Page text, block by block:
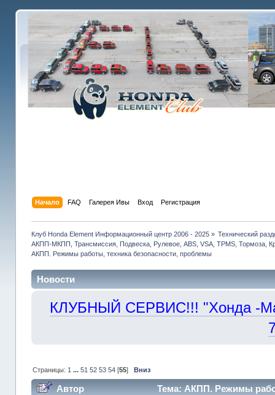
Начало FAQ Галерея Ивы Вход Регистрация
Клуб Honda Element Информационный центр 2006 - 2025» Технический
АКПП-МКПП, Трансмиссия, Подвеска, Рулевое, ABS, VSA, TPMS, Тормоза,
АКПП. Режимы работы, техника безопасности, проблемы
Новости
КЛУБНЫЙ СЕРВИС!!! "Хонда -
Страницы: 1 ... 51 52 53 54[55] Вниз
Автор Тема: АКПП. Режимы